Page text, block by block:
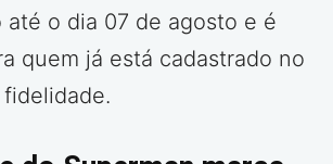
até o dia 07 de agosto e é
quem já está cadastrado no